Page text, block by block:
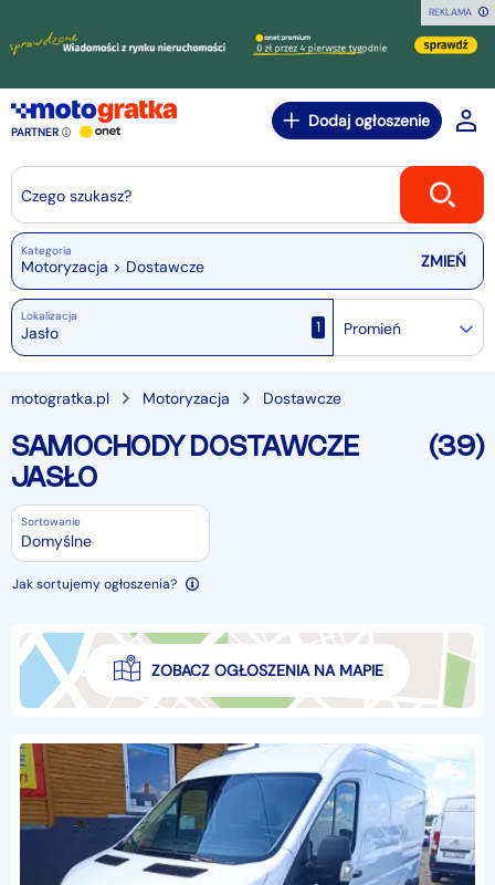
REKLAMA
PARTNER
Dodaj ogłoszenie
Czego szukasz?
Kategoria
Motoryzacja > Dostawcze
Lokalizacja
1 Promień
motogratka.pl Motoryzacja Dostawcze
SAMOCHODY DOSTAWCZE
JASŁO
(39)
Sortowanie
Domyślne
Jak sortujemy ogłoszenia?
ZOBACZ OGŁOSZENIA NA MAPIE